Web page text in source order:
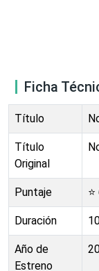
Ficha
Título
Título
Original
Puntaje ⭐
Duración
Año de
Estreno